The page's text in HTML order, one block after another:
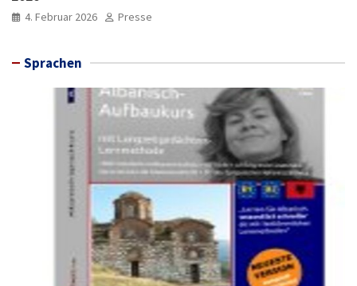
4. Februar 2026 Presse
Sprachen